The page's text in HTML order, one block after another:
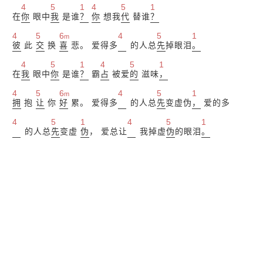
在
4
你 眼中
5
我 是谁
1
？
4
你 想我
5
代 替谁
1
？
4
彼 此
5
交 换
6m
喜 悲。 爱得多
4
的人总
5
先掉眼泪
1
。
在
4
我 眼中
5
你 是谁
1
？
霸
4
占 被爱
5
的 滋味
1
，
4
拥 抱
5
让 你
6m
好 累。 爱得多
4
的人总
5
先变虚伪
1
，
爱的多
4
的人总
5
先变虚
1
伪 ， 爱总让
4
我掉虚
5
伪的眼泪
1
。